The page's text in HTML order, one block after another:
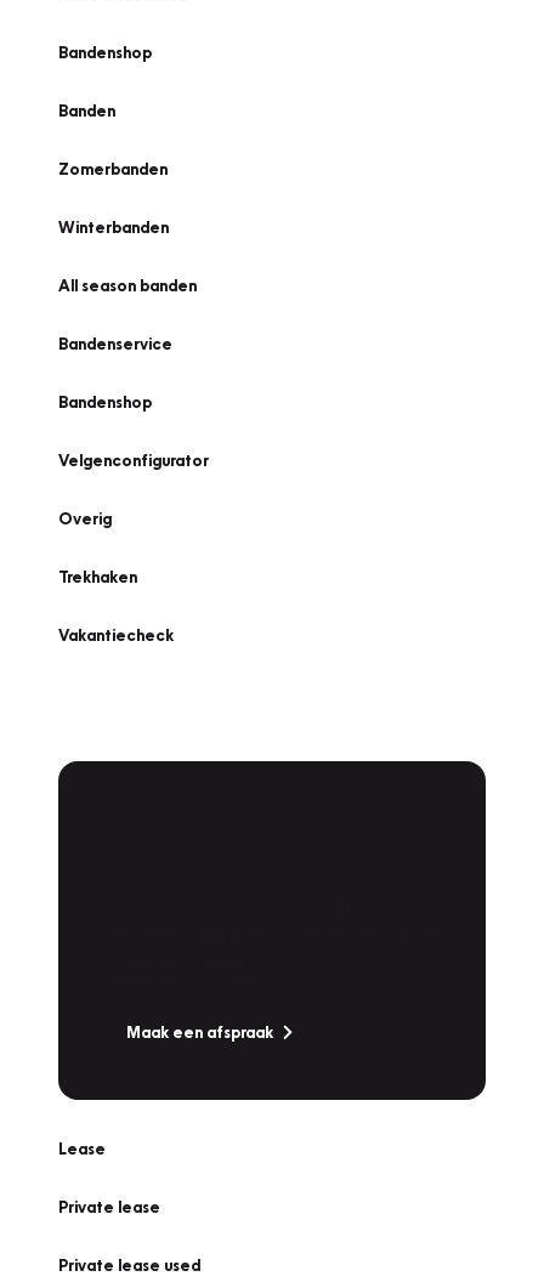
Bandenshop
Banden
Zomerbanden
Winterbanden
All season banden
Bandenservice
Bandenshop
Velgenconfigurator
Overig
Trekhaken
Vakantiecheck
Maak een afspraak
Lease
Private lease
Private lease used